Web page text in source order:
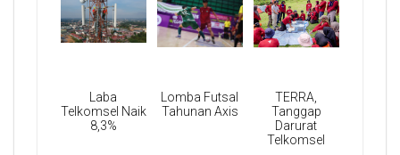
Laba
Telkomsel Naik
8,3%
Lomba Futsal
Tahunan Axis
TERRA,
Tanggap
Darurat
Telkomsel